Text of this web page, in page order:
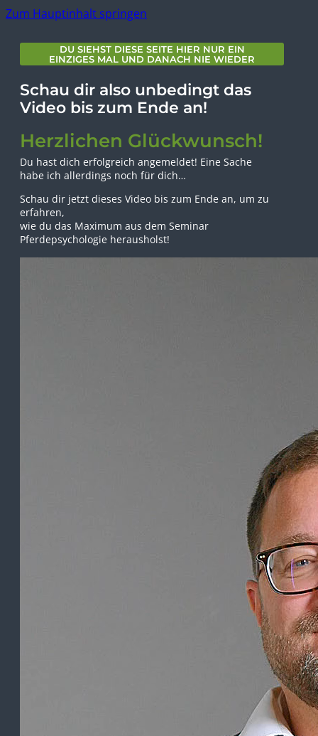
Zum Hauptinhalt springen
DU SIEHST DIESE SEITE HIER NUR EIN
EINZIGES MAL UND DANACH NIE WIEDER
Schau dir also unbedingt das
Video bis zum Ende an!
Herzlichen Glückwunsch!
Du hast dich erfolgreich angemeldet! Eine Sache
habe ich allerdings noch für dich…
Schau dir jetzt dieses Video bis zum Ende an, um zu
erfahren,
wie du das Maximum aus dem Seminar
Pferdepsychologie herausholst!